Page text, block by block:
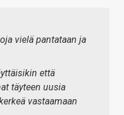
vielä pantataan ja
että
täyteen uusia
vastaamaan